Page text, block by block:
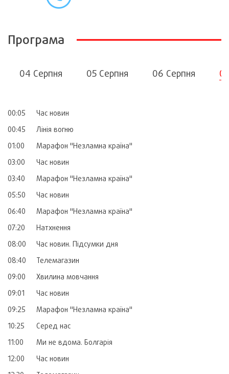
Програма
04 Серпня 05 Серпня 06 Серпня
00:05
Час новин
00:45
Лінія вогню
01:00
Марафон "Незламна країна"
03:00
Час новин
03:40
Марафон "Незламна країна"
05:50
Час новин
06:40
Марафон "Незламна країна"
07:20
Натхнення
08:00
Час новин. Підсумки дня
08:40
Телемагазин
09:00
Хвилина мовчання
09:01
Час новин
09:25
Марафон "Незламна країна"
10:25
Серед нас
11:00
Ми не вдома. Болгарія
12:00
Час новин